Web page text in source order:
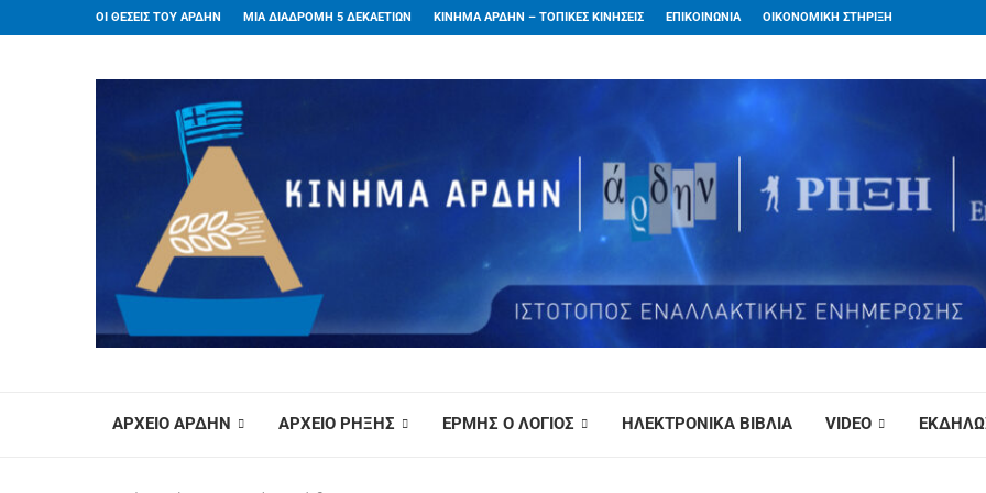
ΟΙ ΘΕΣΕΙΣ ΤΟΥ ΑΡΔΗΝ ΜΙΑ ΔΙΑΔΡΟΜΗ 5 ΔΕΚΑΕΤΙΩΝ ΚΙΝΗΜΑ ΑΡΔΗΝ – ΤΟΠΙΚΕΣ ΚΙΝΗΣΕΙΣ ΕΠΙΚΟΙΝΩΝΙΑ ΟΙΚΟΝΟΜΙΚΗ ΣΤΗΡΙΞΗ
ΑΡΧΕΙΟ ΑΡΔΗΝ ΑΡΧΕΙΟ ΡΗΞΗΣ ΕΡΜΗΣ Ο ΛΟΓΙΟΣ ΗΛΕΚΤΡΟΝΙΚΑ ΒΙΒΛΙΑ VIDEO